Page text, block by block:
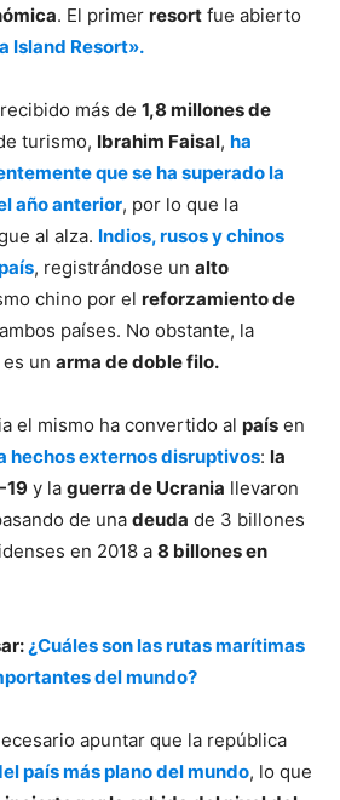
. El primer resort fue abierto
Island Resort».
más de 1,8 millones de
turismo, Ibrahim Faisal, ha
que se ha superado la
año anterior, por lo que la
al alza. Indios, rusos y chinos
, registrándose un alto
chino por el reforzamiento de
países. No obstante, la
un arma de doble filo.
el mismo ha convertido al país en
hechos externos disruptivos: la
19 y la guerra de Ucrania llevaron
de una deuda de 3 billones
en 2018 a 8 billones en
¿Cuáles son las rutas marítimas
del mundo?
apuntar que la república
país más plano del mundo, lo que